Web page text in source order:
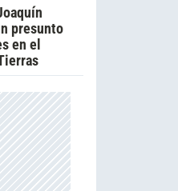
presunto
en el